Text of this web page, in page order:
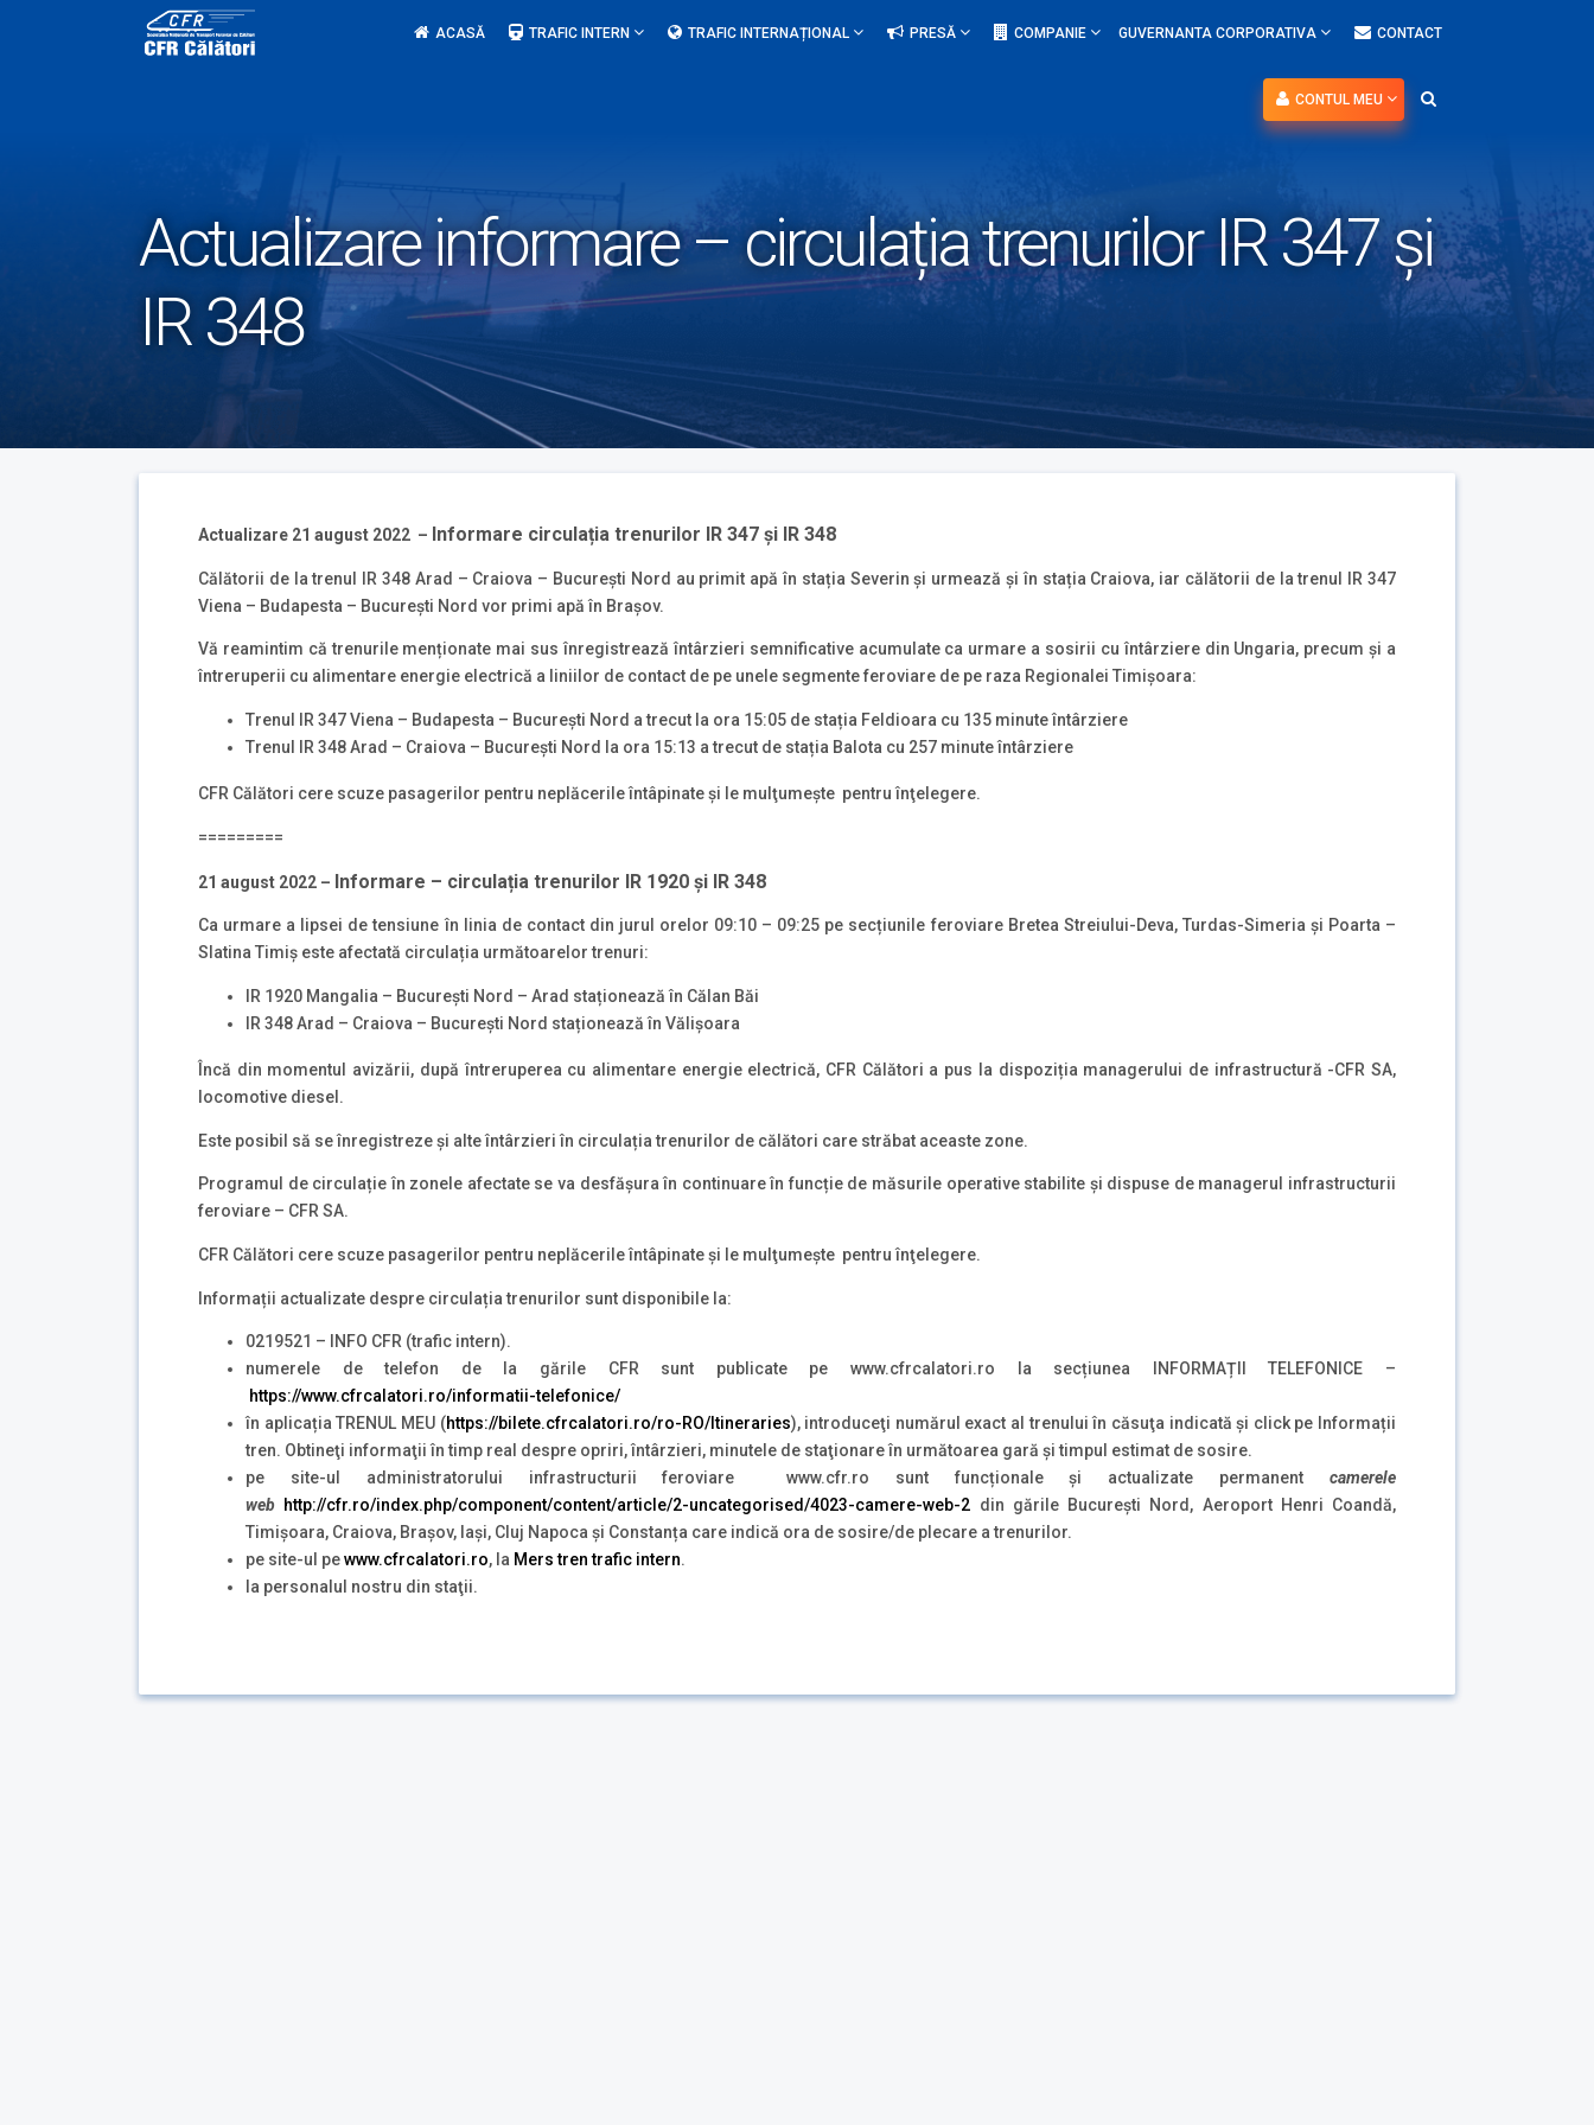
ACASĂ TRAFIC INTERN TRAFIC INTERNAȚIONAL PRESĂ COMPANIE GUVERNANTA CORPORATIVA CONTACT
CONTUL MEU
Actualizare informare – circulația trenurilor IR 347 și
IR 348
Actualizare 21 august 2022 – Informare circulația trenurilor IR 347 și IR 348
Călătorii de la trenul IR 348 Arad – Craiova – București Nord au primit apă în stația Severin și urmează și în stația Craiova, iar călătorii de la trenul IR 347
Viena – Budapesta – București Nord vor primi apă în Brașov.
Vă reamintim că trenurile menționate mai sus înregistrează întârzieri semnificative acumulate ca urmare a sosirii cu întârziere din Ungaria, precum și a
întreruperii cu alimentare energie electrică a liniilor de contact de pe unele segmente feroviare de pe raza Regionalei Timișoara:
Trenul IR 347 Viena – Budapesta – București Nord a trecut la ora 15:05 de stația Feldioara cu 135 minute întârziere
Trenul IR 348 Arad – Craiova – București Nord la ora 15:13 a trecut de stația Balota cu 257 minute întârziere
CFR Călători cere scuze pasagerilor pentru neplăcerile întâpinate şi le mulţumește pentru înţelegere.
=========
21 august 2022 – Informare – circulația trenurilor IR 1920 și IR 348
Ca urmare a lipsei de tensiune în linia de contact din jurul orelor 09:10 – 09:25 pe secțiunile feroviare Bretea Streiului-Deva, Turdas-Simeria și Poarta –
Slatina Timiș este afectată circulația următoarelor trenuri:
IR 1920 Mangalia – București Nord – Arad staționează în Călan Băi
IR 348 Arad – Craiova – București Nord staționează în Vălișoara
Încă din momentul avizării, după întreruperea cu alimentare energie electrică, CFR Călători a pus la dispoziția managerului de infrastructură -CFR SA,
locomotive diesel.
Este posibil să se înregistreze și alte întârzieri în circulația trenurilor de călători care străbat aceaste zone.
Programul de circulație în zonele afectate se va desfășura în continuare în funcție de măsurile operative stabilite și dispuse de managerul infrastructurii
feroviare – CFR SA.
CFR Călători cere scuze pasagerilor pentru neplăcerile întâpinate şi le mulţumește pentru înţelegere.
Informații actualizate despre circulația trenurilor sunt disponibile la:
0219521 – INFO CFR (trafic intern).
numerele de telefon de la gările CFR sunt publicate pe www.cfrcalatori.ro la secțiunea INFORMAȚII TELEFONICE –
https://www.cfrcalatori.ro/informatii-telefonice/
în aplicația TRENUL MEU (https://bilete.cfrcalatori.ro/ro-RO/Itineraries), introduceţi numărul exact al trenului în căsuţa indicată şi click pe Informații
tren. Obtineţi informaţii în timp real despre opriri, întârzieri, minutele de staţionare în următoarea gară şi timpul estimat de sosire.
pe site-ul administratorului infrastructurii feroviare www.cfr.ro sunt funcționale și actualizate permanent camerele
web http://cfr.ro/index.php/component/content/article/2-uncategorised/4023-camere-web-2 din gările București Nord, Aeroport Henri Coandă,
Timișoara, Craiova, Brașov, Iași, Cluj Napoca și Constanța care indică ora de sosire/de plecare a trenurilor.
pe site-ul pewww.cfrcalatori.ro, la Mers tren trafic intern.
la personalul nostru din staţii.